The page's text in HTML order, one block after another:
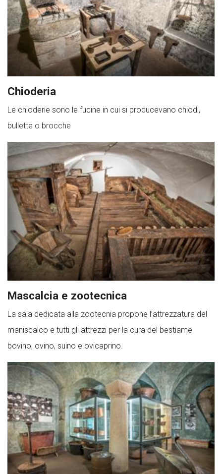
Chioderia
Le chioderie sono le fucine in cui si producevano chiodi,
bullette o brocche
Mascalcia e zootecnica
La sala dedicata alla zootecnia propone l’attrezzatura del
maniscalco e tutti gli attrezzi per la cura del bestiame
bovino, ovino, suino e ovicaprino.